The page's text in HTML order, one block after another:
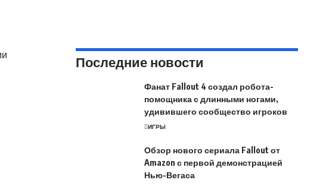
Последние новости
Фанат Fallout 4 создал робота-
помощника с длинными ногами,
удивившего сообщество игроков
ИГРЫ
Обзор нового сериала Fallout от
Amazon с первой демонстрацией
Нью-Вегаса